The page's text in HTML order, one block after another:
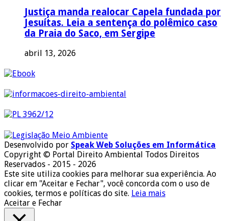
Justiça manda realocar Capela fundada por
Jesuítas. Leia a sentença do polêmico caso
da Praia do Saco, em Sergipe
abril 13, 2026
Desenvolvido por Speak Web Soluções em Informática
Copyright © Portal Direito Ambiental Todos Direitos
Reservados - 2015 - 2026
Este site utiliza cookies para melhorar sua experiência. Ao
clicar em "Aceitar e Fechar", você concorda com o uso de
cookies, termos e políticas do site. Leia mais
Aceitar e Fechar